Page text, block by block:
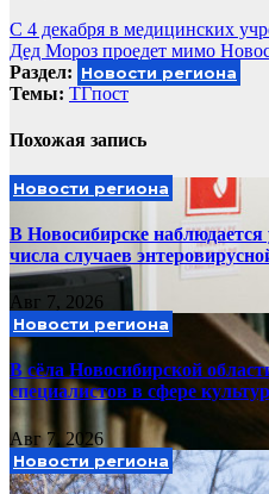
Навигация
по
записям
С 4 декабря в медицинских
Дед Мороз проедет мимо
Раздел: Новости региона
Темы: ТГпост
Похожая запись
Новости региона
В Новосибирске наблюдается
числа случаев
Авг 7, 2026
Новости региона
В сёла Новосибирской
специалистов в сфере
Авг 7, 2026
Новости региона